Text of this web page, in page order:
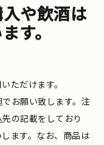
や飲酒は
す。
ただけます。
お願い致します。注
の記載をしており
ます。なお、商品は